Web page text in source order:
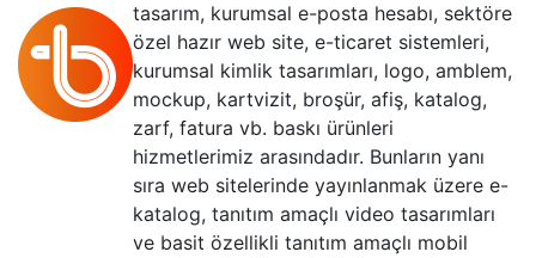
tasarım, kurumsal e-posta hesabı, sektöre
özel hazır web site, e-ticaret sistemleri,
kurumsal kimlik tasarımları, logo, amblem,
mockup, kartvizit, broşür, afiş, katalog,
zarf, fatura vb. baskı ürünleri
hizmetlerimiz arasındadır. Bunların yanı
sıra web sitelerinde yayınlanmak üzere e-
katalog, tanıtım amaçlı video tasarımları
ve basit özellikli tanıtım amaçlı mobil